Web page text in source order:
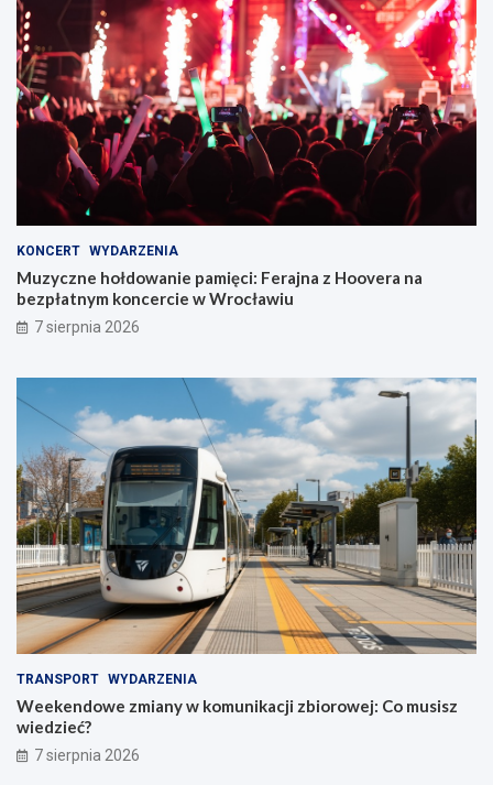
KONCERT WYDARZENIA
Muzyczne hołdowanie pamięci: Ferajna z Hoovera na
bezpłatnym koncercie w Wrocławiu
7 sierpnia 2026
TRANSPORT WYDARZENIA
Weekendowe zmiany w komunikacji zbiorowej: Co musisz
wiedzieć?
7 sierpnia 2026